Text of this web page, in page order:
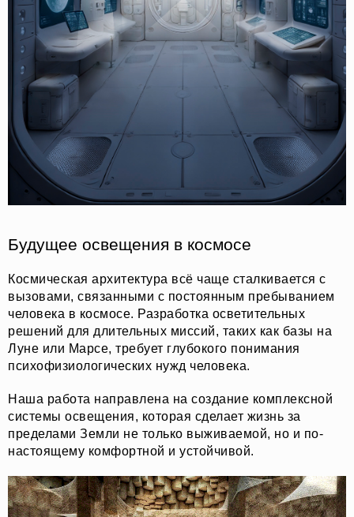
Будущее освещения в космосе
Космическая архитектура всё чаще сталкивается с
вызовами, связанными с постоянным пребыванием
человека в космосе. Разработка осветительных
решений для длительных миссий, таких как базы на
Луне или Марсе, требует глубокого понимания
психофизиологических нужд человека.
Наша работа направлена на создание комплексной
системы освещения, которая сделает жизнь за
пределами Земли не только выживаемой, но и по-
настоящему комфортной и устойчивой.